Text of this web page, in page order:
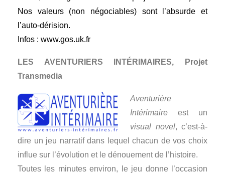
Nos valeurs (non négociables) sont l’absurde et
l’auto-dérision.
Infos : www.gos.uk.fr
LES AVENTURIERS INTÉRIMAIRES, Projet
Transmedia
Aventurière
Intérimaire est un
visual novel, c’est-à-
dire un jeu narratif dans lequel chacun de vos choix
influe sur l’évolution et le dénouement de l’histoire.
Toutes les minutes environ, le jeu donne l’occasion